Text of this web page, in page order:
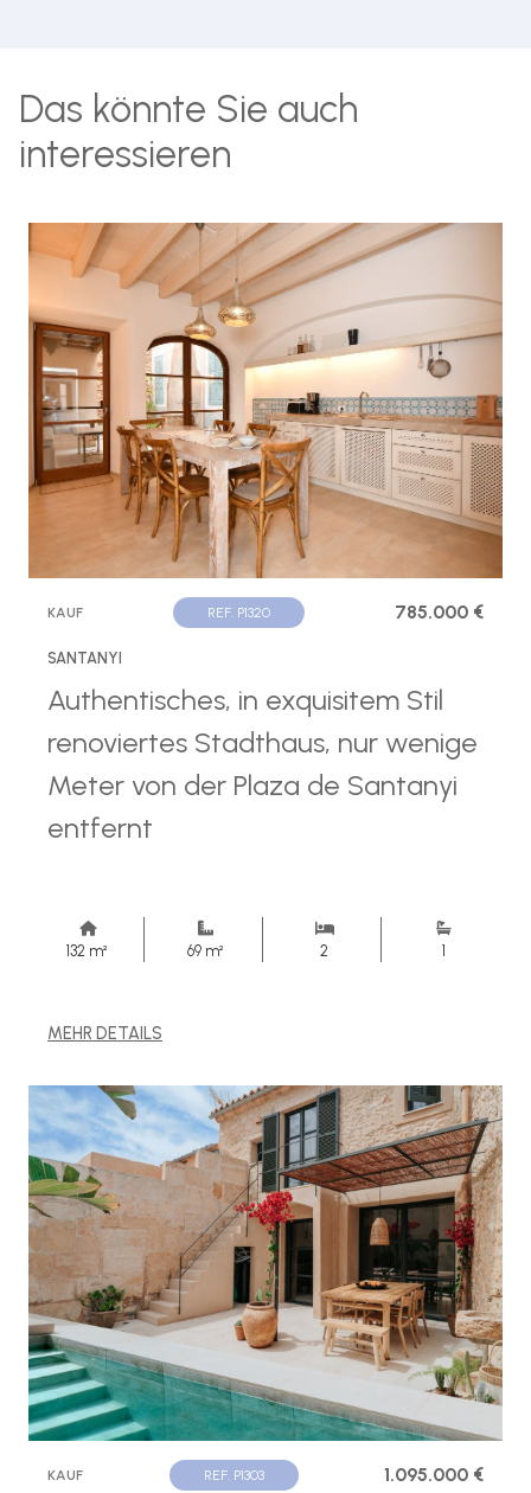
Das könnte Sie auch
interessieren
KAUF REF. P1320 785.000 €
SANTANYI
Authentisches, in exquisitem Stil
renoviertes Stadthaus, nur wenige
Meter von der Plaza de Santanyi
entfernt
132 m² 69 m² 2 1
MEHR DETAILS
KAUF REF. P1303 1.095.000 €